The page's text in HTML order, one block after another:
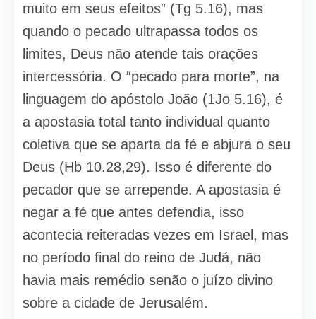
muito em seus efeitos” (Tg 5.16), mas
quando o pecado ultrapassa todos os
limites, Deus não atende tais orações
intercessória. O “pecado para morte”, na
linguagem do apóstolo João (1Jo 5.16), é
a apostasia total tanto individual quanto
coletiva que se aparta da fé e abjura o seu
Deus (Hb 10.28,29). Isso é diferente do
pecador que se arrepende. A apostasia é
negar a fé que antes defendia, isso
acontecia reiteradas vezes em Israel, mas
no período final do reino de Judá, não
havia mais remédio senão o juízo divino
sobre a cidade de Jerusalém.